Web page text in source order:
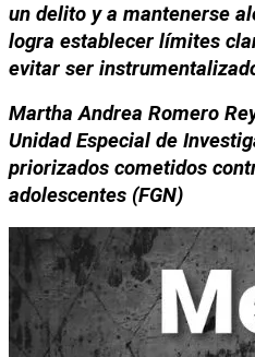
un delito y a mantenerse
logra establecer límites
evitar ser
Martha Andrea Romero
Unidad Especial de
priorizados cometidos
adolescentes (FGN)